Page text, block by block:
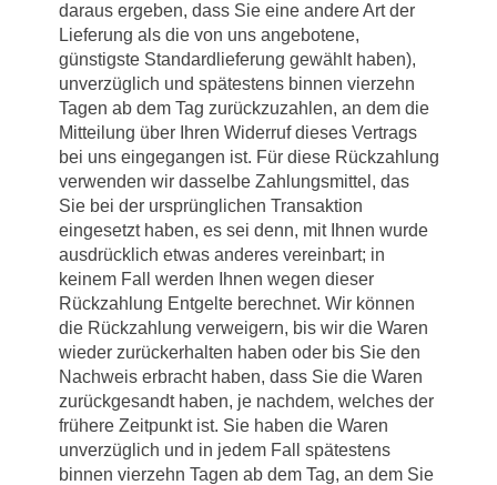
daraus ergeben, dass Sie eine andere Art der
Lieferung als die von uns angebotene,
günstigste Standardlieferung gewählt haben),
unverzüglich und spätestens binnen vierzehn
Tagen ab dem Tag zurückzuzahlen, an dem die
Mitteilung über Ihren Widerruf dieses Vertrags
bei uns eingegangen ist. Für diese Rückzahlung
verwenden wir dasselbe Zahlungsmittel, das
Sie bei der ursprünglichen Transaktion
eingesetzt haben, es sei denn, mit Ihnen wurde
ausdrücklich etwas anderes vereinbart; in
keinem Fall werden Ihnen wegen dieser
Rückzahlung Entgelte berechnet. Wir können
die Rückzahlung verweigern, bis wir die Waren
wieder zurückerhalten haben oder bis Sie den
Nachweis erbracht haben, dass Sie die Waren
zurückgesandt haben, je nachdem, welches der
frühere Zeitpunkt ist. Sie haben die Waren
unverzüglich und in jedem Fall spätestens
binnen vierzehn Tagen ab dem Tag, an dem Sie